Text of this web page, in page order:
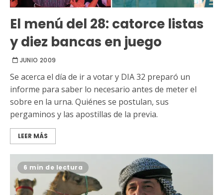
El menú del 28: catorce listas
y diez bancas en juego
JUNIO 2009
Se acerca el día de ir a votar y DIA 32 preparó un
informe para saber lo necesario antes de meter el
sobre en la urna. Quiénes se postulan, sus
pergaminos y las apostillas de la previa.
LEER MÁS
6 min de lectura